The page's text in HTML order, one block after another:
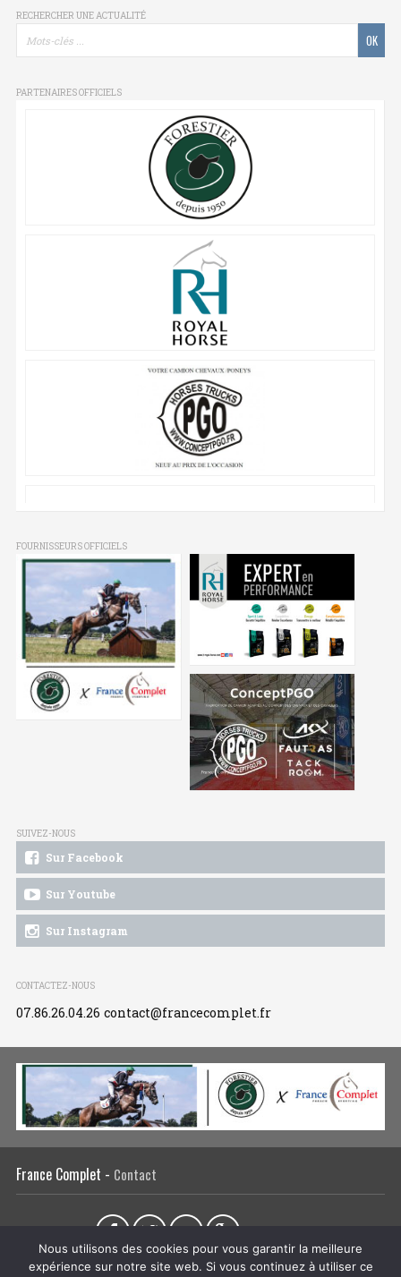
RECHERCHER UNE ACTUALITÉ
PARTENAIRES OFFICIELS
FOURNISSEURS OFFICIELS
SUIVEZ-NOUS
Sur Facebook
Sur Youtube
Sur Instagram
CONTACTEZ-NOUS
07.86.26.04.26 contact@francecomplet.fr
France Complet - Contact
L’association Actualités Tous les évènements Liens utiles
Nous utilisons des cookies pour vous garantir la meilleure
expérience sur notre site web. Si vous continuez à utiliser ce